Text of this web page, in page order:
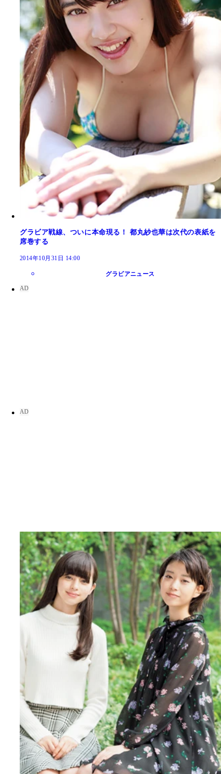
グラビア戦線、ついに本命現る！ 都丸紗也華は次代の表紙を
席巻する
2014年10月31日 14:00
グラビアニュース